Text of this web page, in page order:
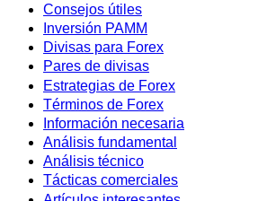
Consejos útiles
Inversión PAMM
Divisas para Forex
Pares de divisas
Estrategias de Forex
Términos de Forex
Información necesaria
Análisis fundamental
Análisis técnico
Tácticas comerciales